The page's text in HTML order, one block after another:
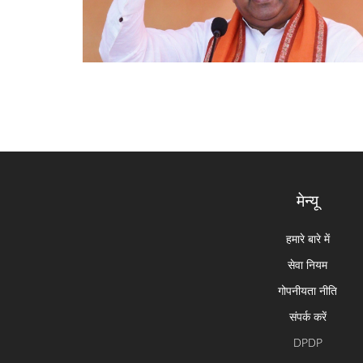
मेन्यू
हमारे बारे में
सेवा नियम
गोपनीयता नीति
संपर्क करें
DPDP